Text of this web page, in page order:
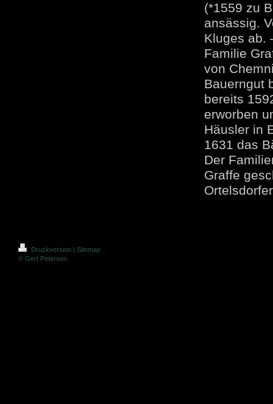
(*1559 zu
ansässig.
Kluges ab.
Familie
von
Bauerngut
bereits
erworben
Häusler in
1631 das
Der
Graffe
Druckversion | Sitemap
© Gert Petersen